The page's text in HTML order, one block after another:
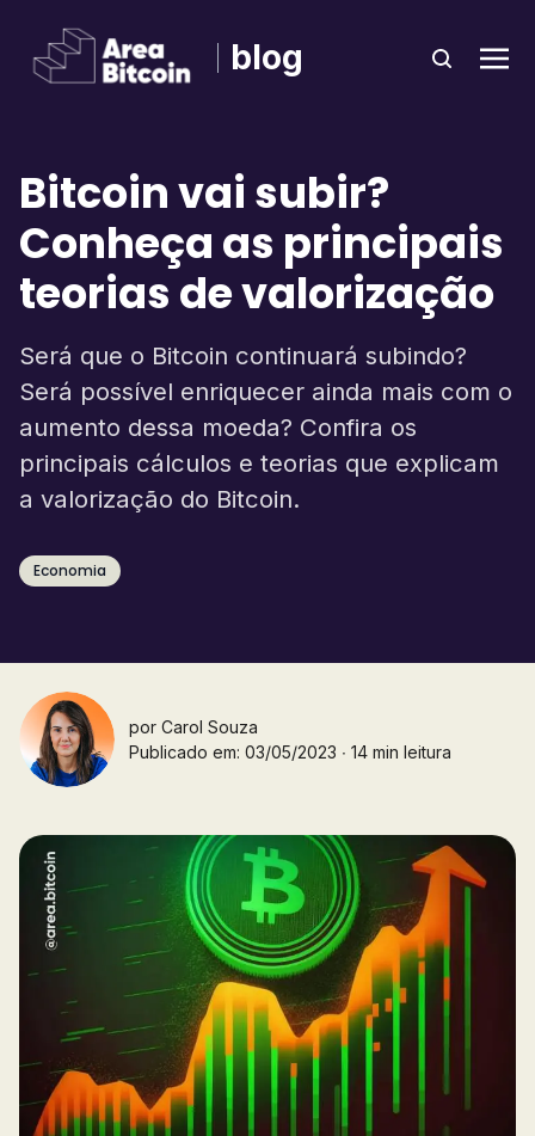
blog
Bitcoin vai subir?
Conheça as principais
teorias de valorização
Será que o Bitcoin continuará subindo?
Será possível enriquecer ainda mais com o
aumento dessa moeda? Confira os
principais cálculos e teorias que explicam
a valorização do Bitcoin.
Economia
por Carol Souza
Publicado em: 03/05/2023 ∙ 14 min leitura